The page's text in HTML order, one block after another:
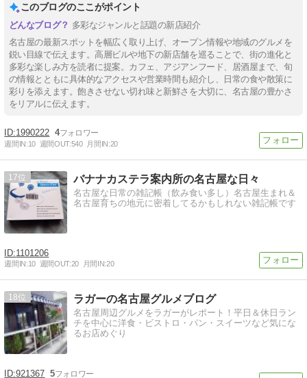
このブログのここがポイント
多彩なジャンルと話題の新店紹介
名古屋の最新スポットを幅広く取り上げ、オープン情報や地域のグルメを
鋭い目線で伝えます。高層ビルや地下の新店舗を巡ることで、街の進化と
多彩な楽しみ方を読者に提案。カフェ、アジアンフード、居酒屋まで、旬
の情報とともに具体的なアクセスや営業時間も紹介し、日常の食や散策に
彩りを添えます。飽きさせない切れ味と新鮮さを大切に、名古屋の豊かさ
をリアルに伝えます。
1990222 4
週間IN:10 週間OUT:540 月間IN:20
17 バナナカステラ案内所の名古屋な日々
名古屋な日常の雑記帳（飲み食い多し）名古屋生まれ＆
名古屋育ちの地元に密着してるかもしれない雑記帳です
1101206
週間IN:10 週間OUT:20 月間IN:20
18 ラガーの名古屋グルメブログ
名古屋周辺グルメをラガーがレポート！平日＆休日ラン
チを中心に洋食・ビストロ・パン・スイーツなど気にな
るお店めぐり
921367 5